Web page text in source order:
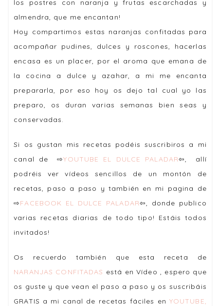
los postres con naranja y frutas escarchadas y
almendra, que me encantan!
Hoy compartimos estas naranjas confitadas para
acompañar pudines, dulces y roscones, hacerlas
encasa es un placer, por el aroma que emana de
la cocina a dulce y azahar, a mi me encanta
prepararla, por eso hoy os dejo tal cual yo las
preparo, os duran varias semanas bien seas y
conservadas.
Si os gustan mis recetas podéis suscribiros a mi
canal de ⇨YOUTUBE EL DULCE PALADAR⇦, allí
podréis ver vídeos sencillos de un montón de
recetas, paso a paso y también en mi pagina de
⇨FACEBOOK EL DULCE PALADAR⇦, donde publico
varias recetas diarias de todo tipo! Estáis todos
invitados!
Os recuerdo también que esta receta de
NARANJAS CONFITADAS está en Vídeo , espero que
os guste y que vean el paso a paso y os suscribáis
GRATIS a mi canal de recetas fáciles en YOUTUBE,